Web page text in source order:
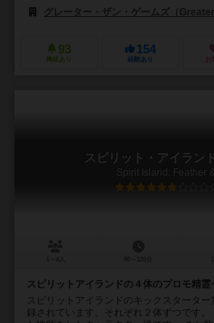
グレーター・ザン・ゲームズ（
93
興味あり
154
経験あり
スピリット・アイラン
Spirit Island: Feather
スピリットアイランドの４体のプロモ精霊
スピリットアイランドのキックスタータ
録されています。それぞれ２体ずつです